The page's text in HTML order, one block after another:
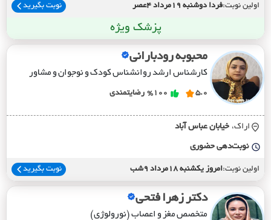
اولین نوبت:فردا دوشنبه 19مرداد 4عصر نوبت بگیرید
پزشک ویژه
محبوبه رودبارانی
کارشناس ارشد روانشناس کودک و نوجوان و مشاور
5.0
%100 رضایتمندی
اراک، خيابان عباس آباد
نوبت‌دهی حضوری
اولین نوبت:امروز یکشنبه 18مرداد 9شب نوبت بگیرید
دکتر زهرا فتحی
متخصص مغز و اعصاب (نورولوژی)